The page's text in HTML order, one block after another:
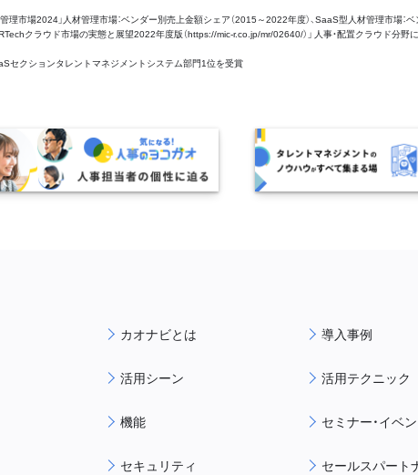
市場2024」人材管理市場：ベンダー別売上金額シェア（2015～2022年度）、SaaS型人材管理市場：
クラウド市場の実態と展望2022年度版（https://mic-r.co.jp/mr/02640/）」 人事・配置クラウド分野
セクションタレントマネジメントシステム部門1位を受賞
カオナビとは
活用シーン
機能
セキュリティ
導入事例
活用テクニック
セミナー・イベ
セールスパート